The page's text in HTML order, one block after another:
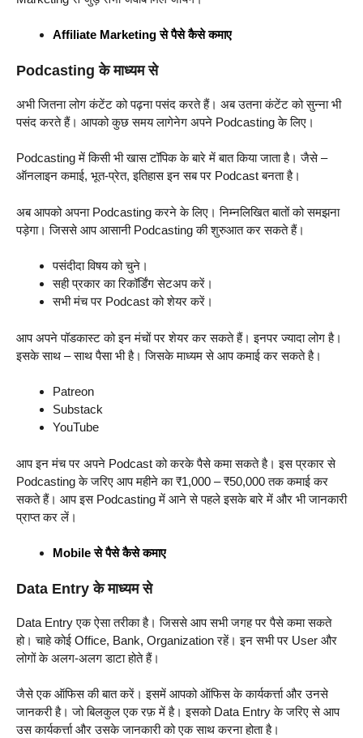
Affiliate Marketing से पैसे कैसे कमाए
Podcasting के माध्यम से
अभी जितना लोग कंटेंट को पढ़ना पसंद करते हैं। अब उतना कंटेंट को सुन्ना भी
पसंद करते हैं। आपको कुछ समय लागेनेग अपने Podcasting के लिए।
Podcasting में किसी भी खास टॉपिक के बारे में बात किया जाता है। जैसे –
ऑनलाइन कमाई, भूत-प्रेत, इतिहास इन सब पर Podcast बनता है।
अब आपको अपना Podcasting करने के लिए। निम्नलिखित बातों को समझना
पड़ेगा। जिससे आप आसानी Podcasting की शुरुआत कर सकते हैं।
पसंदीदा विषय को चुने।
सही प्रकार का रिकॉर्डिंग सेटअप करें।
सभी मंच पर Podcast को शेयर करें।
आप अपने पॉडकास्ट को इन मंचों पर शेयर कर सकते हैं। इनपर ज्यादा लोग है।
इसके साथ – साथ पैसा भी है। जिसके माध्यम से आप कमाई कर सकते है।
Patreon
Substack
YouTube
आप इन मंच पर अपने Podcast को करके पैसे कमा सकते है। इस प्रकार से
Podcasting के जरिए आप महीने का ₹1,000 – ₹50,000 तक कमाई कर
सकते हैं। आप इस Podcasting में आने से पहले इसके बारे में और भी जानकारी
प्राप्त कर लें।
Mobile से पैसे कैसे कमाए
Data Entry के माध्यम से
Data Entry एक ऐसा तरीका है। जिससे आप सभी जगह पर पैसे कमा सकते
हो। चाहे कोई Office, Bank, Organization रहें। इन सभी पर User और
लोगों के अलग-अलग डाटा होते हैं।
जैसे एक ऑफिस की बात करें। इसमें आपको ऑफिस के कार्यकर्त्ता और उनसे
जानकरी है। जो बिलकुल एक रफ़ में है। इसको Data Entry के जरिए से आप
उस कार्यकर्त्ता और उसके जानकारी को एक साथ करना होता है।